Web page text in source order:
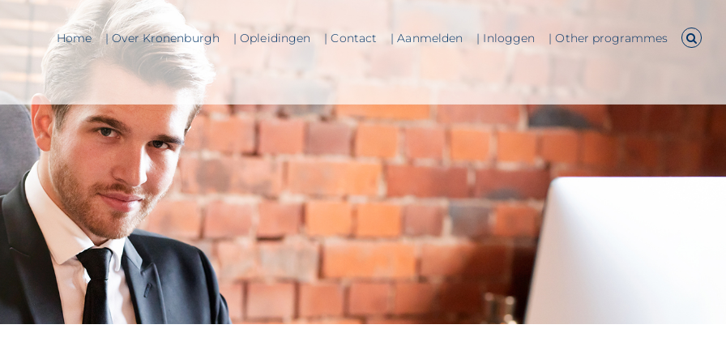
Home | Over Kronenburgh | Opleidingen | Contact | Aanmelden | Inloggen | Other programmes